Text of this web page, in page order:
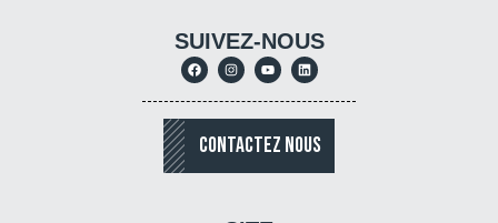
SUIVEZ-NOUS
CONTACTEZ NOUS